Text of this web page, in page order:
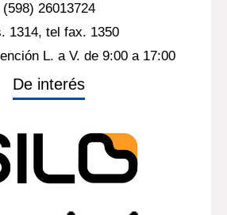
(598) 26013724
1314, tel fax. 1350
L. a V. de 9:00 a 17:00
De interés